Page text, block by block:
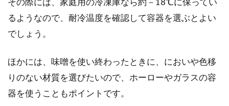
失敗しない魚の切り身の美味しい焼
き方。目的別に紹介！
身を焼いていて、焼き方を失敗して焦がしてし
まったこと...
るようなので、耐冷温度を確認して容器を選ぶとよい
でしょう。
ほかには、味噌を使い終わったときに、においや色移
りのない材質を選びたいので、ホーローやガラスの容
器を使うこともポイントです。